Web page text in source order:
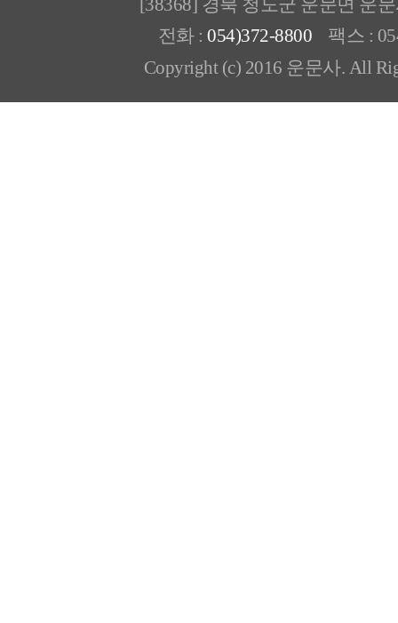
[38368] 경북 청도군 운문면 운
전화 : 054)372-8800 팩스 :
Copyright (c) 2016 운문사. All